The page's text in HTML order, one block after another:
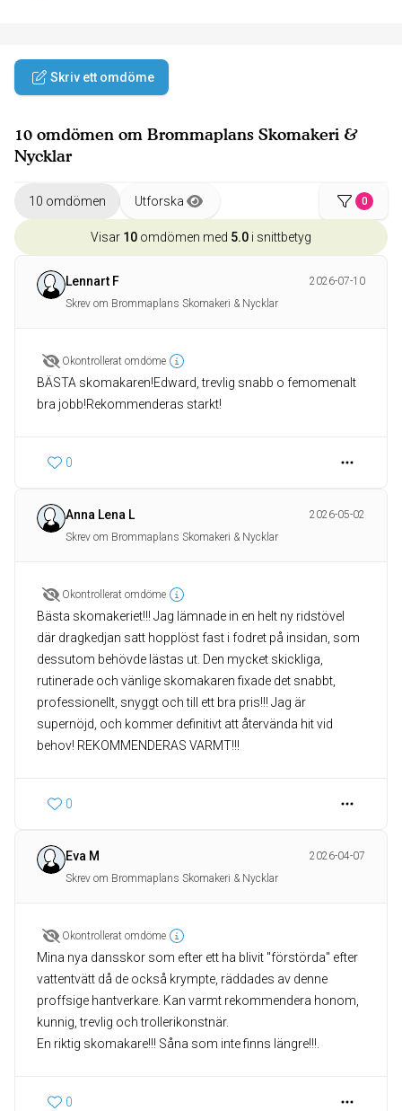
Skriv ett omdöme
10 omdömen om Brommaplans Skomakeri &
Nycklar
10 omdömen Utforska 0
Visar 10 omdömen med 5.0 i snittbetyg
Lennart F
2026-07-10
Skrev om Brommaplans Skomakeri & Nycklar
Okontrollerat omdöme
BÄSTA skomakaren!Edward, trevlig snabb o femomenalt
bra jobb!Rekommenderas starkt!
0
Anna Lena L
2026-05-02
Skrev om Brommaplans Skomakeri & Nycklar
Okontrollerat omdöme
Bästa skomakeriet!!! Jag lämnade in en helt ny ridstövel
där dragkedjan satt hopplöst fast i fodret på insidan, som
dessutom behövde lästas ut. Den mycket skickliga,
rutinerade och vänlige skomakaren fixade det snabbt,
professionellt, snyggt och till ett bra pris!!! Jag är
supernöjd, och kommer definitivt att återvända hit vid
behov! REKOMMENDERAS VARMT!!!
0
Eva M
2026-04-07
Skrev om Brommaplans Skomakeri & Nycklar
Okontrollerat omdöme
Mina nya dansskor som efter ett ha blivit "förstörda" efter
vattentvätt då de också krympte, räddades av denne
proffsige hantverkare. Kan varmt rekommendera honom,
kunnig, trevlig och trollerikonstnär.
En riktig skomakare!!! Såna som inte finns längre!!!.
0